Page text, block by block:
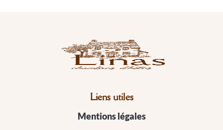
Liens utiles
Mentions légales